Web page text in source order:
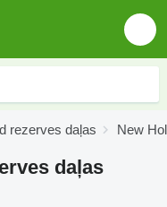
rezerves daļas New
daļas